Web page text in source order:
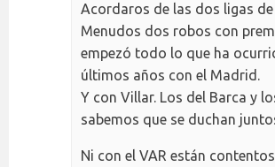
Acordaros de las dos ligas de
Menudos dos robos con
empezó todo lo que ha
últimos años con el Madrid.
Y con Villar. Los del Barca y
sabemos que se duchan
Ni con el VAR están